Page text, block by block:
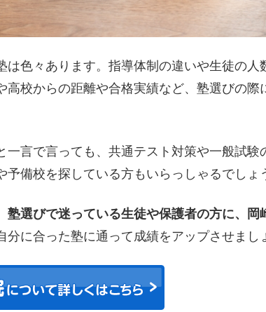
は色々あります。指導体制の違いや生徒の
高校からの距離や合格実績など、塾選びの際
一言で言っても、共通テスト対策や一般試
予備校を探している方もいらっしゃるでしょ
塾選びで迷っている生徒や保護者の方に、
分に合った塾に通って成績をアップさせまし